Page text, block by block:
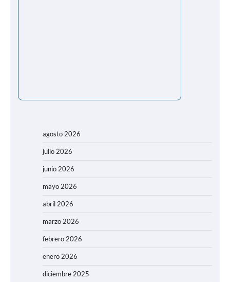
agosto 2026
julio 2026
junio 2026
mayo 2026
abril 2026
marzo 2026
febrero 2026
enero 2026
diciembre 2025